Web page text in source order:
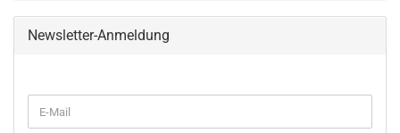
Newsletter-Anmeldung
ZUR
E-
Mail